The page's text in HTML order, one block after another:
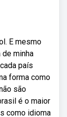
E mesmo
de minha
país
forma como
são
é o maior
como idioma